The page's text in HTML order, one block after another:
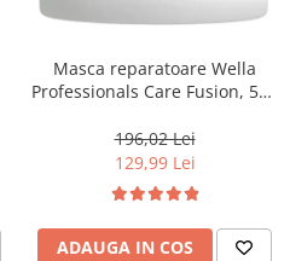
Masca reparatoare Wella
Professionals Care Fusion, 500
196,02 Lei
129,99 Lei
ADAUGA IN COS